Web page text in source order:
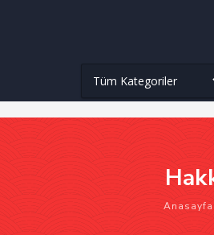
Anasayfa